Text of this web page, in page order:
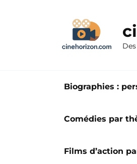
Biographies :
Comédies par
Films d’action